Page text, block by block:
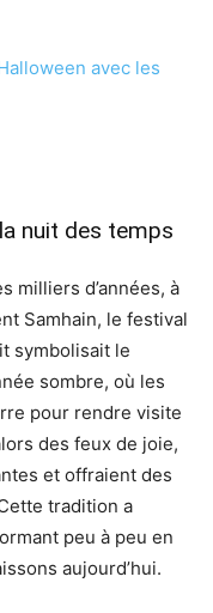
avec les
nuit des temps
milliers d’années, à
Samhain, le festival
symbolisait le
sombre, où les
pour rendre visite
des feux de joie,
et offraient des
tradition a
peu à peu en
aujourd’hui.